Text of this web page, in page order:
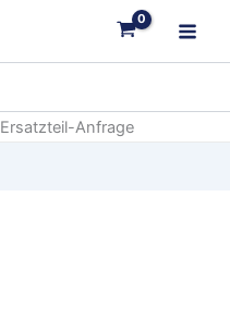
Ersatzteil-Anfrage